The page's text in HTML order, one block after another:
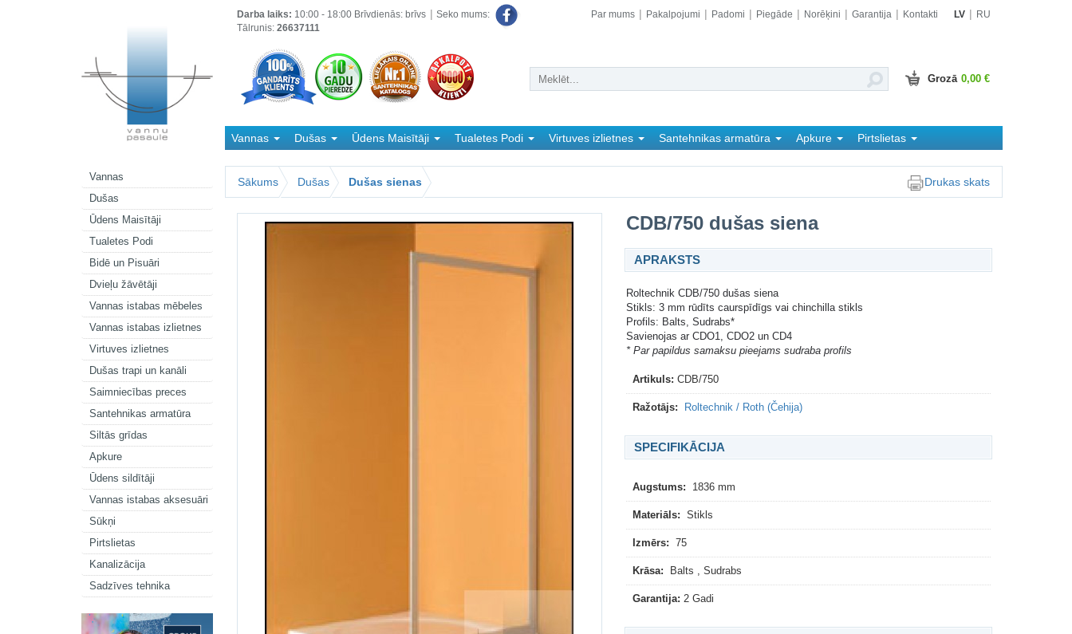
Vannas
Dušas
Ūdens Maisītāji
Tualetes Podi
Bidē un Pisuāri
Dvieļu žāvētāji
Vannas istabas mēbeles
Vannas istabas izlietnes
Virtuves izlietnes
Dušas trapi un kanāli
Saimniecības preces
Santehnikas armatūra
Siltās grīdas
Apkure
Ūdens sildītāji
Vannas istabas aksesuāri
Sūkņi
Pirtslietas
Kanalizācija
Sadzīves tehnika
Darba laiks: 10:00 - 18:00 Brīvdienās: brīvs
Tālrunis: 26637111
Seko mums: Par mums Pakalpojumi Padomi Piegāde Norēķini Garantija Kontakti LV RU
Grozā 0,00 €
Vannas Dušas Ūdens Maisītāji Tualetes Podi Virtuves izlietnes Santehnikas armatūra Apkure
Pirtslietas
Sākums
Dušas Dušas sienas Drukas skats
CDB/750 dušas siena
APRAKSTS
Roltechnik CDB/750 dušas siena
Stikls: 3 mm rūdīts caurspīdīgs vai chinchilla stikls
Profils: Balts, Sudrabs*
Savienojas ar CDO1, CDO2 un CD4
* Par papildus samaksu pieejams sudraba profils
Artikuls: CDB/750
Ražotājs: Roltechnik / Roth (Čehija)
SPECIFIKĀCIJA
Augstums: 1836 mm
Materiāls: Stikls
Izmērs: 75
Krāsa: Balts , Sudrabs
Garantija: 2 Gadi